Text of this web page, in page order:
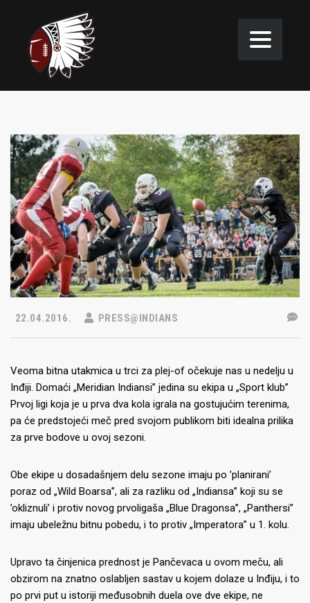
22.04.2016. PRESS@INDIANS
Veoma bitna utakmica u trci za plej-of očekuje nas u nedelju u
Inđiji. Domaći „Meridian Indiansi” jedina su ekipa u „Sport klub”
Prvoj ligi koja je u prva dva kola igrala na gostujućim terenima,
pa će predstojeći meč pred svojom publikom biti idealna prilika
za prve bodove u ovoj sezoni.
Obe ekipe u dosadašnjem delu sezone imaju po ’planirani’
poraz od „Wild Boarsa”, ali za razliku od „Indiansa” koji su se
’okliznuli’ i protiv novog prvoligaša „Blue Dragonsa”, „Panthersi”
imaju ubeležnu bitnu pobedu, i to protiv „Imperatora” u 1. kolu.
Upravo ta činjenica prednost je Pančevaca u ovom meču, ali
obzirom na znatno oslabljen sastav u kojem dolaze u Inđiju, i to
po prvi put u istoriji međusobnih duela ove dve ekipe, ne